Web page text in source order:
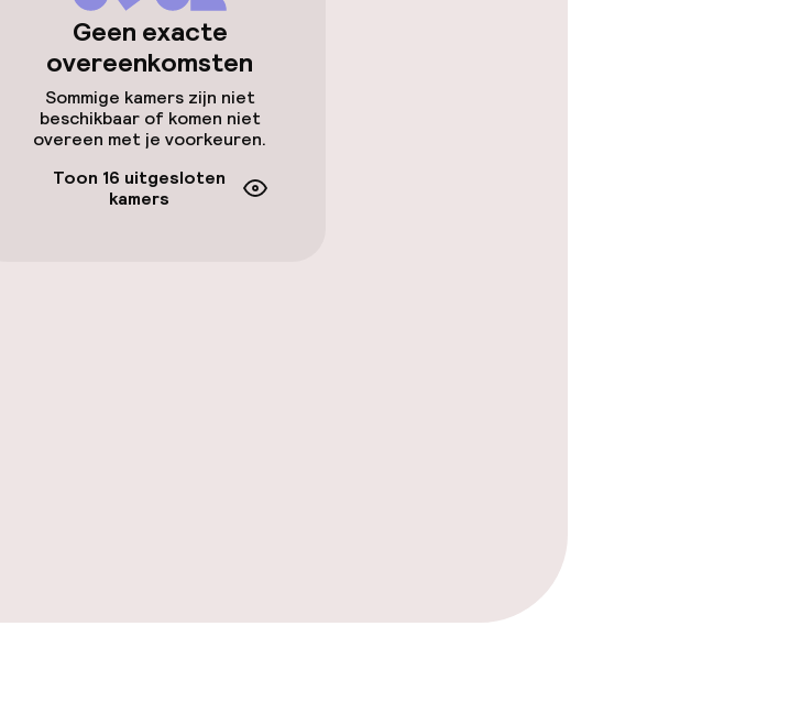
Geen exacte
overeenkomsten
Sommige kamers zijn niet
beschikbaar of komen niet
overeen met je voorkeuren.
Toon 16 uitgesloten
kamers